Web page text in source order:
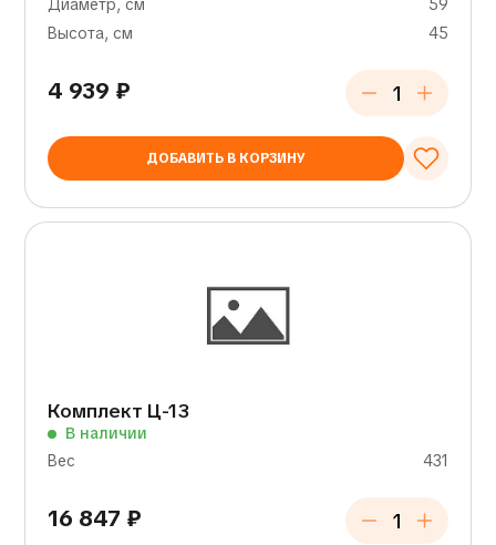
Диаметр, см
59
Высота, см
45
4 939 ₽
ДОБАВИТЬ В КОРЗИНУ
Комплект Ц-13
В наличии
Вес
431
16 847 ₽